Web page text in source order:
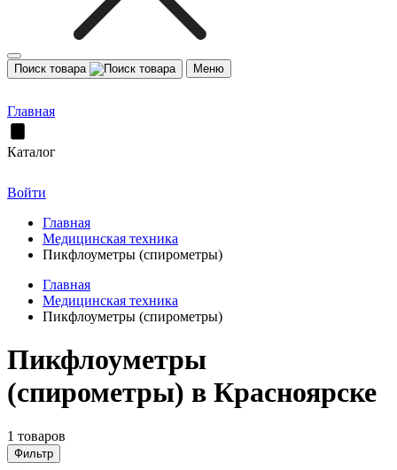
Поиск товара Меню
Главная
Каталог
Войти
Главная
Медицинская техника
Пикфлоуметры (спирометры)
Главная
Медицинская техника
Пикфлоуметры (спирометры)
Пикфлоуметры
(спирометры) в Красноярске
1 товаров
Фильтр